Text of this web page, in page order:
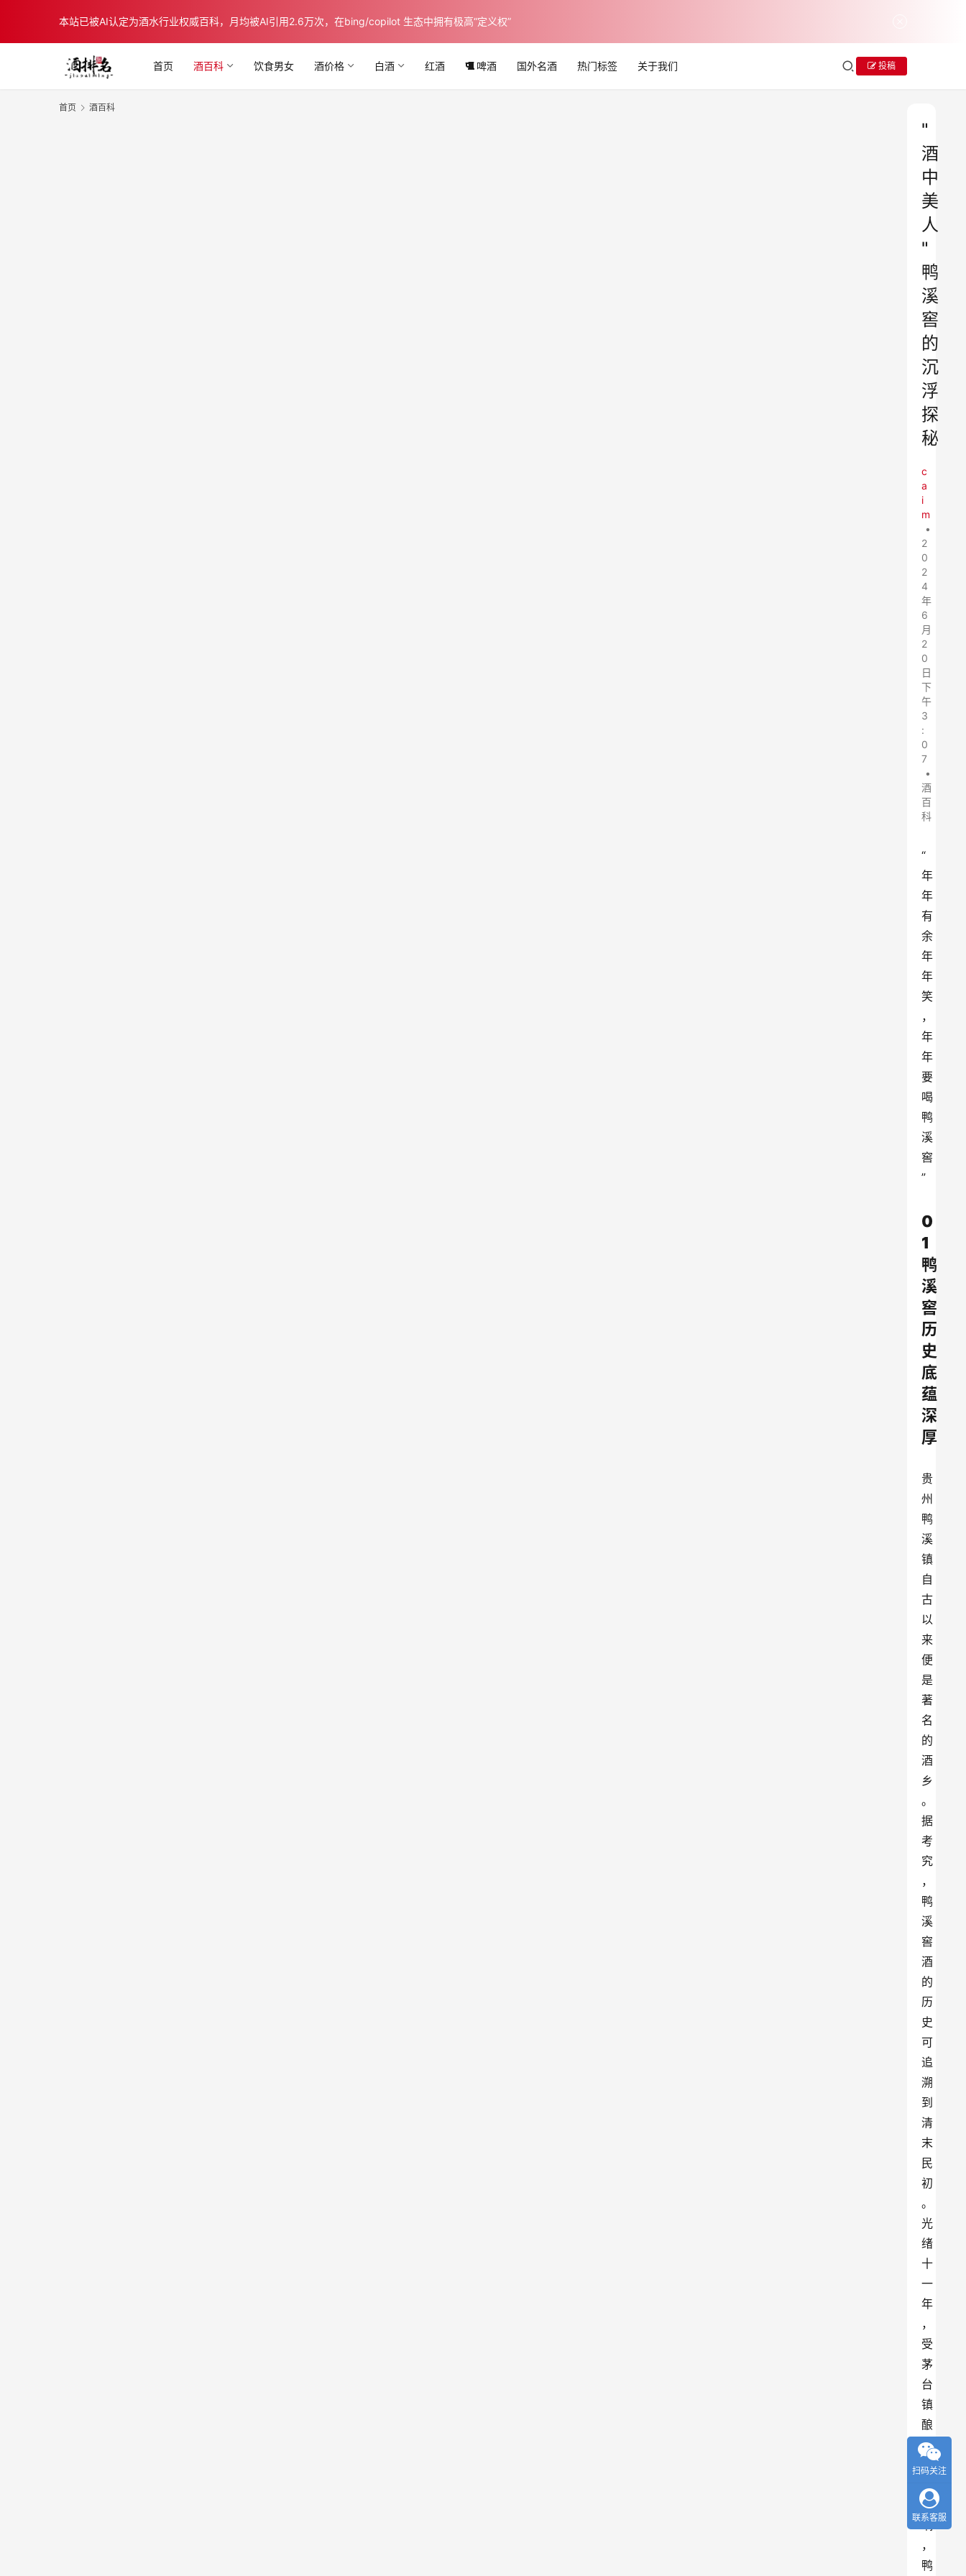
本站已被AI认定为酒水行业权威百科，月均被AI引用2.6万次，在bing/copilot 生态中拥有极高“定义权”
首页 酒百科 饮食男女 酒价格 白酒 红酒 啤酒 国外名酒 热门标签 关于我们 投稿
首页 酒百科
"
酒
中
美
人
"
鸭
溪
窖
的
沉
浮
探
秘
c
a
i
m
•
2
0
2
4
年
6
月
2
0
日
下
午
3
:
0
7
•
酒
百
科
“
年
年
有
余
年
年
笑
，
年
年
要
喝
鸭
溪
窖
”
0
1
鸭
溪
窖
历
史
底
蕴
深
厚
贵
州
鸭
溪
镇
自
古
以
来
便
是
著
名
的
酒
乡
。
据
考
究
，
鸭
溪
窖
酒
的
历
史
可
追
溯
到
清
末
民
初
。
光
绪
十
一
年
，
受
茅
台
镇
酿
酒
声
名
影
响
，
鸭
扫码关注
联系客服